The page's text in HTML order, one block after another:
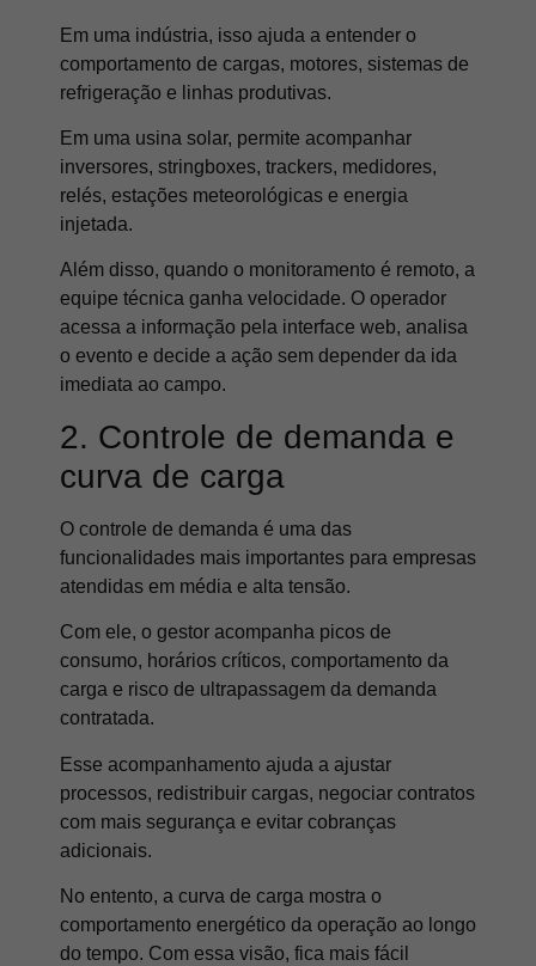
Em uma indústria, isso ajuda a entender o
comportamento de cargas, motores, sistemas de
refrigeração e linhas produtivas.
Em uma usina solar, permite acompanhar
inversores, stringboxes, trackers, medidores,
relés, estações meteorológicas e energia
injetada.
Além disso, quando o monitoramento é remoto, a
equipe técnica ganha velocidade. O operador
acessa a informação pela interface web, analisa
o evento e decide a ação sem depender da ida
imediata ao campo.
2. Controle de demanda e
curva de carga
O controle de demanda é uma das
funcionalidades mais importantes para empresas
atendidas em média e alta tensão.
Com ele, o gestor acompanha picos de
consumo, horários críticos, comportamento da
carga e risco de ultrapassagem da demanda
contratada.
Esse acompanhamento ajuda a ajustar
processos, redistribuir cargas, negociar contratos
com mais segurança e evitar cobranças
adicionais.
No entento, a curva de carga mostra o
comportamento energético da operação ao longo
do tempo. Com essa visão, fica mais fácil